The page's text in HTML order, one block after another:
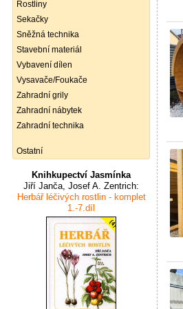
Rostliny
Sekačky
Sněžná technika
Stavební materiál
Vybavení dílen
Vysavače/Foukače
Zahradní grily
Zahradní nábytek
Zahradní technika
Ostatní
Knihkupectví Jasmínka
Jiří Janča, Josef A. Zentrich:
Herbář léčivých rostlin - komplet
1.-7.díl